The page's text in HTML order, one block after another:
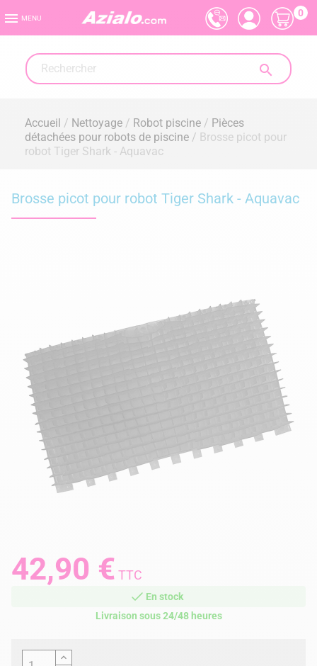
 MENU

0
Accueil Nettoyage Robot piscine
Pièces
détachées pour robots de piscine
Brosse picot pour
robot Tiger Shark - Aquavac
Brosse picot pour robot Tiger Shark - Aquavac
42,90 € TTC
En stock
Livraison sous 24/48 heures